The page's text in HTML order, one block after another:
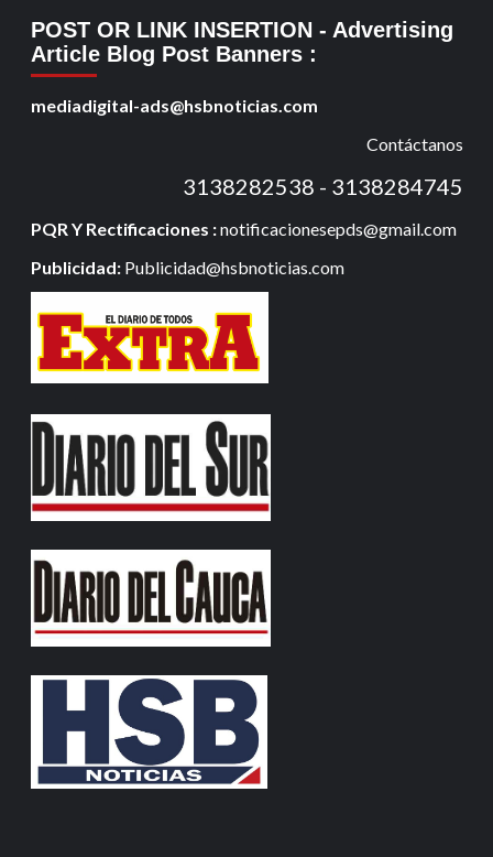
POST OR LINK INSERTION - Advertising
Article Blog Post Banners :
mediadigital-ads@hsbnoticias.com
Contáctanos
3138282538 - 3138284745
PQR Y Rectificaciones :notificacionesepds@gmail.com
Publicidad: Publicidad@hsbnoticias.com